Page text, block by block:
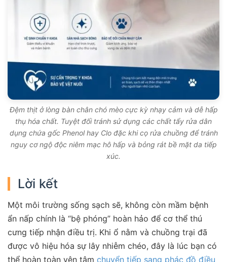
Đệm thịt ở lòng bàn chân chó mèo cực kỳ nhạy cảm và dễ hấp
thụ hóa chất. Tuyệt đối tránh sử dụng các chất tẩy rửa dân
dụng chứa gốc Phenol hay Clo đặc khi cọ rửa chuồng để tránh
nguy cơ ngộ độc niêm mạc hô hấp và bỏng rát bề mặt da tiếp
xúc.
Lời kết
Một môi trường sống sạch sẽ, không còn mầm bệnh
ẩn nấp chính là “bệ phóng” hoàn hảo để cơ thể thú
cưng tiếp nhận điều trị. Khi ổ nằm và chuồng trại đã
được vô hiệu hóa sự lây nhiễm chéo, đây là lúc bạn có
thể hoàn toàn yên tâm chuyển tiếp sang phác đồ điều